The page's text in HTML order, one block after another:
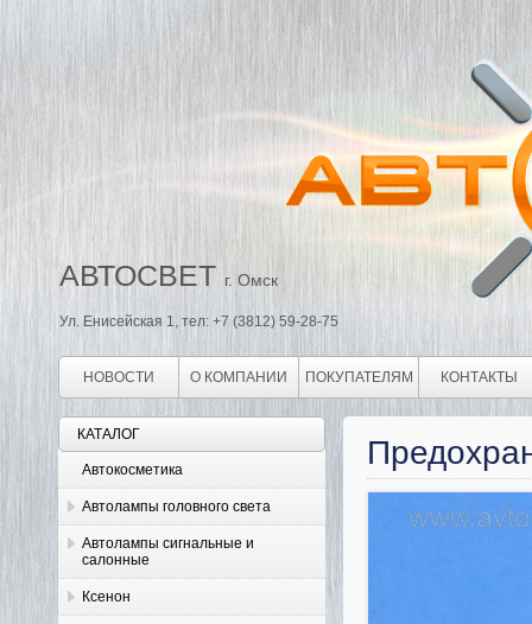
АВТОСВЕТ г. Омск
Ул. Енисейская 1, тел: +7 (3812) 59-28-75
НОВОСТИ О КОМПАНИИ ПОКУПАТЕЛЯМ КОНТАКТЫ
КАТАЛОГ
Автокосметика
Автолампы головного света
Автолампы сигнальные и
салонные
Ксенон